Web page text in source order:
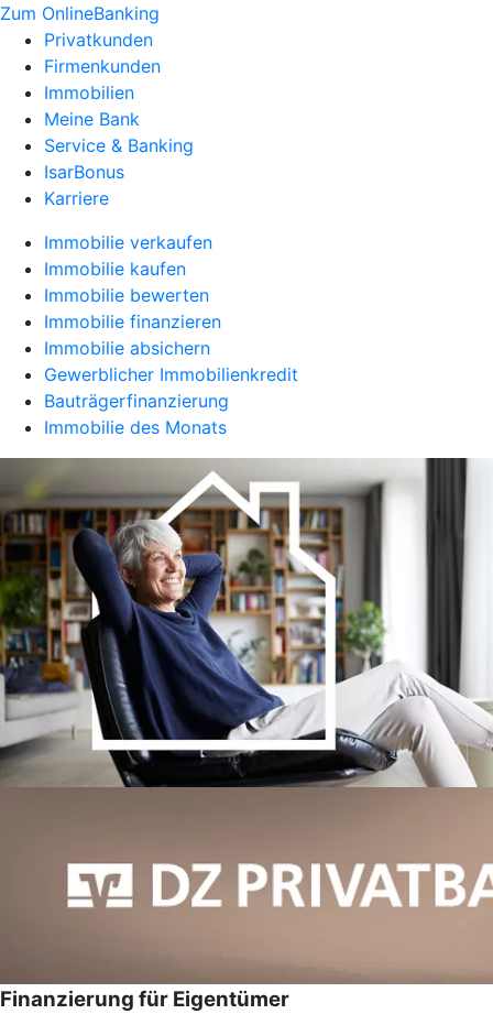
Zum OnlineBanking
Privatkunden
Firmenkunden
Immobilien
Meine Bank
Service & Banking
IsarBonus
Karriere
Immobilie verkaufen
Immobilie kaufen
Immobilie bewerten
Immobilie finanzieren
Immobilie absichern
Gewerblicher Immobilienkredit
Bauträgerfinanzierung
Immobilie des Monats
Finanzierung für Eigentümer